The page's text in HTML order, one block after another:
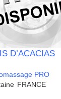
D’ACACIAS
PRO
FRANCE